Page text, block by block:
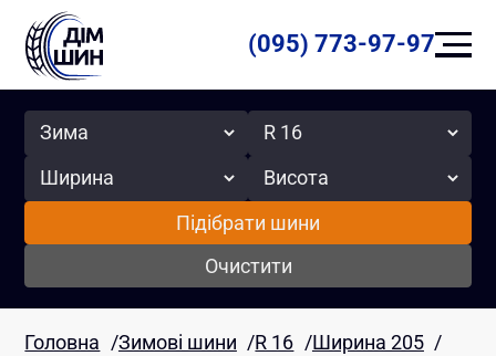
(095) 773-97-97
Сезон Радіус
Ширина Висота
Підібрати шини
Очистити
Головна /Зимові шини /R 16 /Ширина 205 /